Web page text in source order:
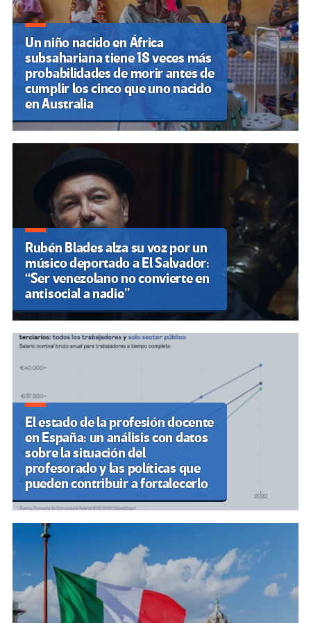
Un niño nacido en África
subsahariana tiene 18 veces más
probabilidades de morir antes de
cumplir los cinco que uno nacido
en Australia
Rubén Blades alza su voz por un
músico deportado a El Salvador:
“Ser venezolano no convierte en
antisocial a nadie”
El estado de la profesión docente
en España: un análisis con datos
sobre la situación del
profesorado y las políticas que
pueden contribuir a fortalecerlo